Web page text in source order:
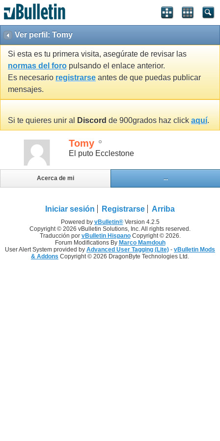
Ver perfil: Tomy
Si esta es tu primera visita, asegúrate de revisar las
normas del foro pulsando el enlace anterior.
Es necesario registrarse antes de que puedas publicar
mensajes.
Si te quieres unir al Discord de 900grados haz click aquí.
Tomy
El puto Ecclestone
Acerca de mi ...
Iniciar sesión Registrarse Arriba
Powered by vBulletin®Version 4.2.5
Copyright © 2026 vBulletin Solutions, Inc. All rights reserved.
Traducción por vBulletin HispanoCopyright © 2026.
Forum Modifications By Marco Mamdouh
User Alert System provided by Advanced User Tagging (Lite) - vBulletin Mods
& Addons Copyright © 2026 DragonByte Technologies Ltd.